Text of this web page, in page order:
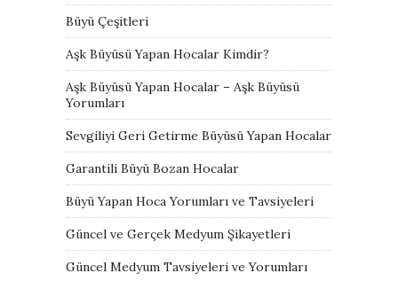
Büyü Çeşitleri
Aşk Büyüsü Yapan Hocalar Kimdir?
Aşk Büyüsü Yapan Hocalar – Aşk Büyüsü
Yorumları
Sevgiliyi Geri Getirme Büyüsü Yapan Hocalar
Garantili Büyü Bozan Hocalar
Büyü Yapan Hoca Yorumları ve Tavsiyeleri
Güncel ve Gerçek Medyum Şikayetleri
Güncel Medyum Tavsiyeleri ve Yorumları